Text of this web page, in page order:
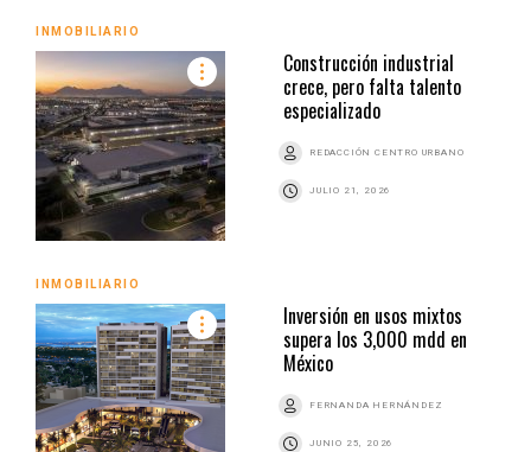
INMOBILIARIO
Construcción industrial
crece, pero falta talento
especializado
REDACCIÓN CENTRO URBANO
JULIO 21, 2026
INMOBILIARIO
Inversión en usos mixtos
supera los 3,000 mdd en
México
FERNANDA HERNÁNDEZ
JUNIO 25, 2026